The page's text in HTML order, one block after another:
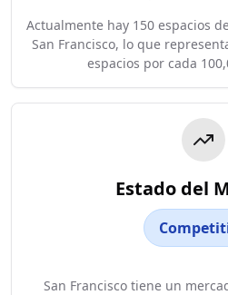
Actualmente hay 150 espacios
San Francisco, lo que
espacios por cada
Estado del
San Francisco tiene un